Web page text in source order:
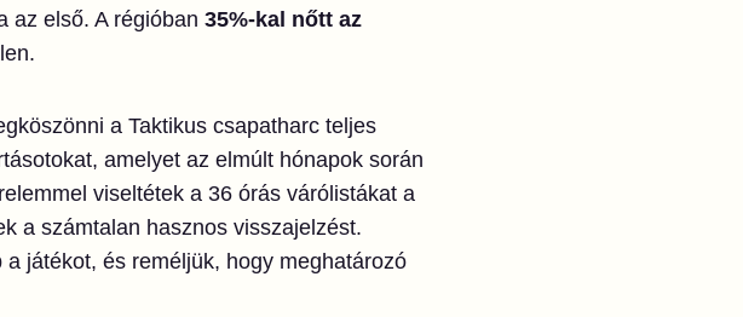
az első. A régióban 35%-kal nőtt az
a Taktikus csapatharc teljes
amelyet az elmúlt hónapok során
viseltétek a 36 órás várólistákat a
a számtalan hasznos visszajelzést.
játékot, és reméljük, hogy meghatározó